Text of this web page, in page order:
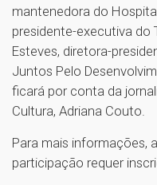
mantenedora do
presidente-executiva do
Esteves, diretora-
Juntos Pelo
ficará por conta da
Cultura, Adriana Couto.
Para mais informações,
participação requer